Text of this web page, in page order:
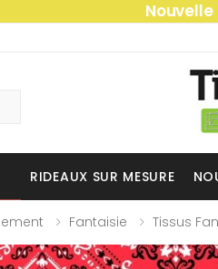
RIDEAUX SUR MESURE
Fantaisie Tissus